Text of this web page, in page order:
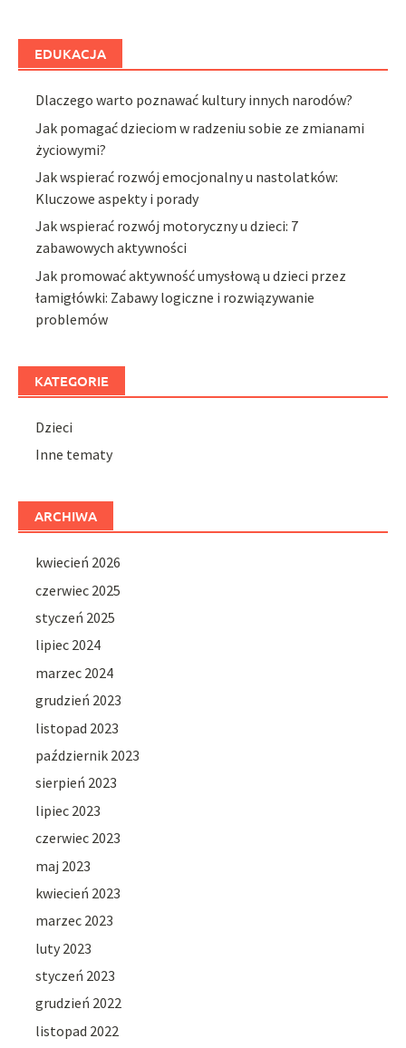
EDUKACJA
Dlaczego warto poznawać kultury innych narodów?
Jak pomagać dzieciom w radzeniu sobie ze zmianami
życiowymi?
Jak wspierać rozwój emocjonalny u nastolatków:
Kluczowe aspekty i porady
Jak wspierać rozwój motoryczny u dzieci: 7
zabawowych aktywności
Jak promować aktywność umysłową u dzieci przez
łamigłówki: Zabawy logiczne i rozwiązywanie
problemów
KATEGORIE
Dzieci
Inne tematy
ARCHIWA
kwiecień 2026
czerwiec 2025
styczeń 2025
lipiec 2024
marzec 2024
grudzień 2023
listopad 2023
październik 2023
sierpień 2023
lipiec 2023
czerwiec 2023
maj 2023
kwiecień 2023
marzec 2023
luty 2023
styczeń 2023
grudzień 2022
listopad 2022